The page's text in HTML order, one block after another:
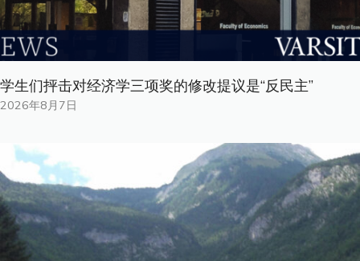
学生们抨击对经济学三项奖的修改提议是“反民主”
2026年8月7日